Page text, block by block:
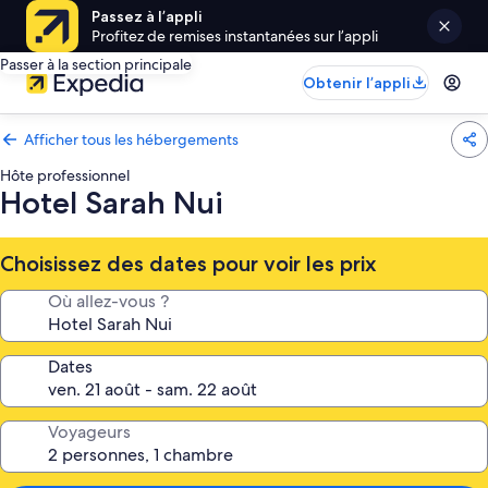
Passez à l’appli
Profitez de remises instantanées sur l’appli
Passer à la section principale
Obtenir l’appli
Afficher tous les hébergements
Hôte professionnel
Hotel Sarah Nui
Choisissez des dates pour voir les prix
Où allez-vous ?
Dates
Voyageurs